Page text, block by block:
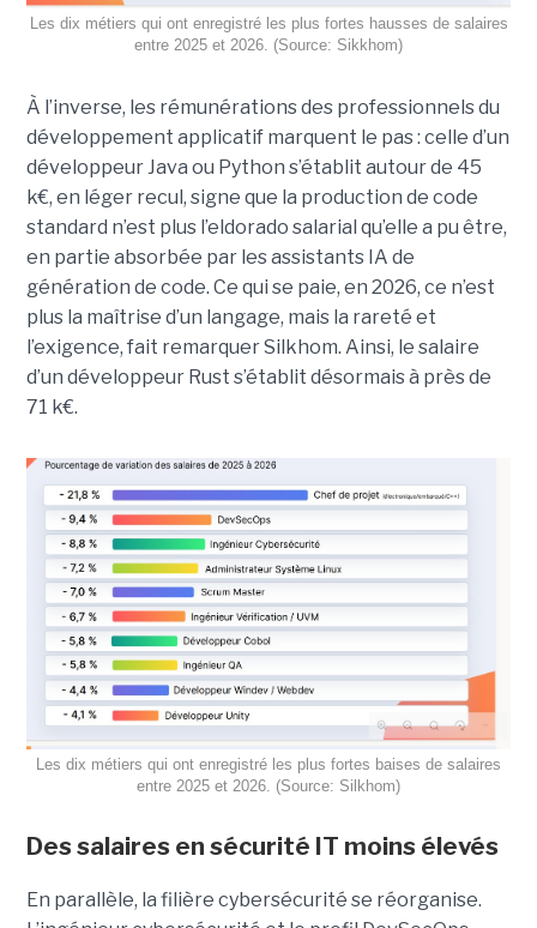
Les dix métiers qui ont enregistré les plus fortes hausses de salaires
entre 2025 et 2026. (Source: Sikkhom)
À l’inverse, les rémunérations des professionnels du
développement applicatif marquent le pas : celle d’un
développeur Java ou Python s’établit autour de 45
k€, en léger recul, signe que la production de code
standard n’est plus l’eldorado salarial qu’elle a pu être,
en partie absorbée par les assistants IA de
génération de code. Ce qui se paie, en 2026, ce n’est
plus la maîtrise d’un langage, mais la rareté et
l’exigence, fait remarquer Silkhom. Ainsi, le salaire
d’un développeur Rust s’établit désormais à près de
71 k€.
Les dix métiers qui ont enregistré les plus fortes baises de salaires
entre 2025 et 2026. (Source: Silkhom)
Des salaires en sécurité IT moins élevés
En parallèle, la filière cybersécurité se réorganise.